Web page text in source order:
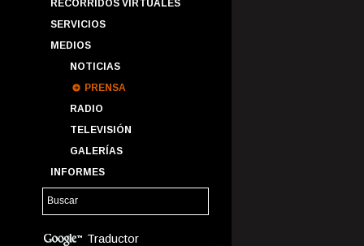
RECORRIDOS VIRTUALES
SERVICIOS
MEDIOS
NOTICIAS
PRENSA
RADIO
TELEVISIÓN
GALERÍAS
INFORMES
Traductor